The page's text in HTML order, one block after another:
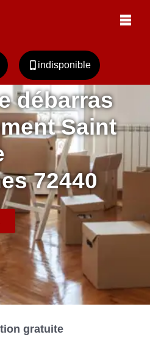
indisponible
débarras
Saint
72440
gratuite